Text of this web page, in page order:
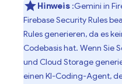
Hinweis:Gemini in
Firebase Security Rules
Rulesgenerieren, da es
Codebasis hat. Wenn Sie
und Cloud Storage
einen KI-Coding-Agent,